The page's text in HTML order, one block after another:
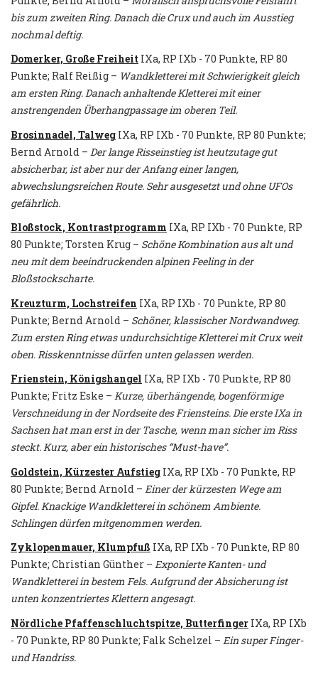
bis zum zweiten Ring. Danach die Crux und auch im Ausstieg
nochmal deftig.
Domerker, Große Freiheit IXa, RP IXb - 70 Punkte, RP 80
Punkte; Ralf Reißig – Wandkletterei mit Schwierigkeit gleich
am ersten Ring. Danach anhaltende Kletterei mit einer
anstrengenden Überhangpassage im oberen Teil.
Brosinnadel, Talweg IXa, RP IXb - 70 Punkte, RP 80 Punkte;
Bernd Arnold – Der lange Risseinstieg ist heutzutage gut
absicherbar, ist aber nur der Anfang einer langen,
abwechslungsreichen Route. Sehr ausgesetzt und ohne UFOs
gefährlich.
Bloßstock, Kontrastprogramm IXa, RP IXb - 70 Punkte, RP
80 Punkte; Torsten Krug – Schöne Kombination aus alt und
neu mit dem beeindruckenden alpinen Feeling in der
Bloßstockscharte.
Kreuzturm, Lochstreifen IXa, RP IXb - 70 Punkte, RP 80
Punkte; Bernd Arnold – Schöner, klassischer Nordwandweg.
Zum ersten Ring etwas undurchsichtige Kletterei mit Crux weit
oben. Risskenntnisse dürfen unten gelassen werden.
Frienstein, Königshangel IXa, RP IXb - 70 Punkte, RP 80
Punkte; Fritz Eske – Kurze, überhängende, bogenförmige
Verschneidung in der Nordseite des Friensteins. Die erste IXa in
Sachsen hat man erst in der Tasche, wenn man sicher im Riss
steckt. Kurz, aber ein historisches “Must-have”.
Goldstein, Kürzester Aufstieg IXa, RP IXb - 70 Punkte, RP
80 Punkte; Bernd Arnold – Einer der kürzesten Wege am
Gipfel. Knackige Wandkletterei in schönem Ambiente.
Schlingen dürfen mitgenommen werden.
Zyklopenmauer, Klumpfuß IXa, RP IXb - 70 Punkte, RP 80
Punkte; Christian Günther – Exponierte Kanten- und
Wandkletterei in bestem Fels. Aufgrund der Absicherung ist
unten konzentriertes Klettern angesagt.
Nördliche Pfaffenschluchtspitze, Butterfinger IXa, RP IXb
- 70 Punkte, RP 80 Punkte; Falk Schelzel – Ein super Finger-
und Handriss.